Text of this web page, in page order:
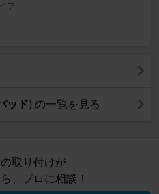
フ
ッド) の一覧を見る
取り付けが
、プロに相談！